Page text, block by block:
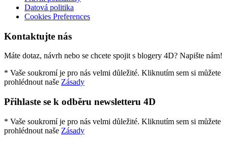
Datová politika
Cookies Preferences
Kontaktujte nás
Máte dotaz, návrh nebo se chcete spojit s blogery 4D? Napište nám!
* Vaše soukromí je pro nás velmi důležité. Kliknutím sem si můžete
prohlédnout naše Zásady
Přihlaste se k odběru newsletteru 4D
* Vaše soukromí je pro nás velmi důležité. Kliknutím sem si můžete
prohlédnout naše Zásady